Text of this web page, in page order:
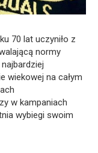
70 lat uczyniło z
normy
wiekowej na całym
w kampaniach
wybiegi swoim